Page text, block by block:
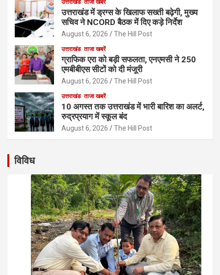
उत्तराखंड ताजा खबरें
उत्तराखंड में ड्रग्स के खिलाफ सख्ती बढ़ेगी, मुख्य
सचिव ने NCORD बैठक में दिए कड़े निर्देश
August 6, 2026 The Hill Post
उत्तराखंड ताजा खबरें
ग्राफिक एरा को बड़ी सफलता, एनएमसी ने 250
एमबीबीएस सीटों को दी मंजूरी
August 6, 2026 The Hill Post
उत्तराखंड ताजा खबरें
10 अगस्त तक उत्तराखंड में भारी बारिश का अलर्ट,
रुद्रप्रयाग में स्कूल बंद
August 6, 2026 The Hill Post
विविध